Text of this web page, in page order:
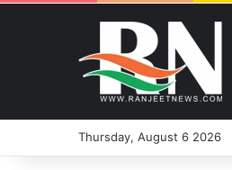
Thursday, August 6 2026